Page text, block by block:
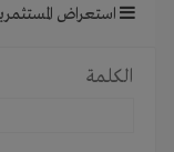
استعراض
الكلمة